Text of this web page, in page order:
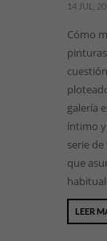
14 JUL,
Cómo
galería
íntimo y
serie
que
LEER